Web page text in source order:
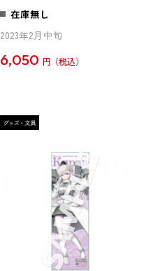
在庫無し
2023年2月中旬
6,050 円